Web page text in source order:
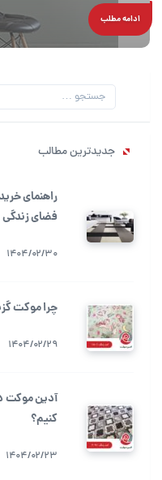
ادامه مطلب
جستجو
جدیدترین مطالب
راهنمای
فضای
1404/02/30
چرا موکت
1404/02/29
آدین موکت
کنیم؟
1404/02/23